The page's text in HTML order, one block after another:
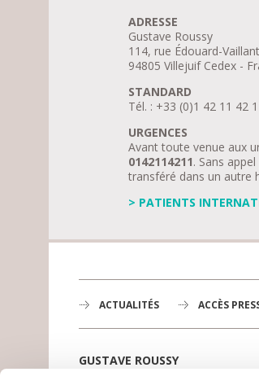
ADRESSE
Gustave Roussy
114, rue Édouard-Vaillant
94805 Villejuif Cedex -
STANDARD
Tél. : +33 (0)1 42 11 42
URGENCES
Avant toute venue aux
0142114211. Sans
transféré dans un autre
> PATIENTS
ACTUALITÉS ACCÈS
GUSTAVE ROUSSY